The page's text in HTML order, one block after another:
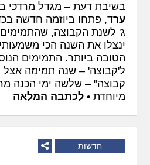
בשיבת דעת – מגדל מרדכי
ערד, פתחו ביוזמה חדשה
ג' לשנת הקבוצה, שהתמימים
ינצלו את השנה הכי
הטובה ביותר. התמימים
ל'קבוצה' – שנה תמימה אצל
קבוצה" – שלשה ימי הכנה
מיוחדת •לכתבה המלאה
חדשות